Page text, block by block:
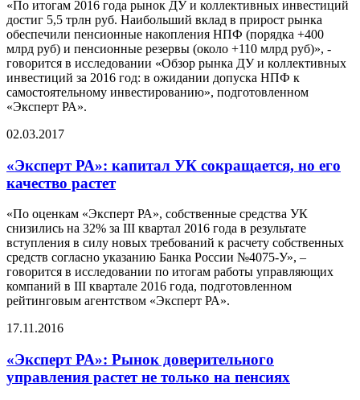
«По итогам 2016 года рынок ДУ и коллективных инвестиций
достиг 5,5 трлн руб. Наибольший вклад в прирост рынка
обеспечили пенсионные накопления НПФ (порядка +400
млрд руб) и пенсионные резервы (около +110 млрд руб)», -
говорится в исследовании «Обзор рынка ДУ и коллективных
инвестиций за 2016 год: в ожидании допуска НПФ к
самостоятельному инвестированию», подготовленном
«Эксперт РА».
02.03.2017
«Эксперт РА»: капитал УК сокращается, но его
качество растет
«По оценкам «Эксперт РА», собственные средства УК
снизились на 32% за III квартал 2016 года в результате
вступления в силу новых требований к расчету собственных
средств согласно указанию Банка России №4075-У», –
говорится в исследовании по итогам работы управляющих
компаний в III квартале 2016 года, подготовленном
рейтинговым агентством «Эксперт РА».
17.11.2016
«Эксперт РА»: Рынок доверительного
управления растет не только на пенсиях